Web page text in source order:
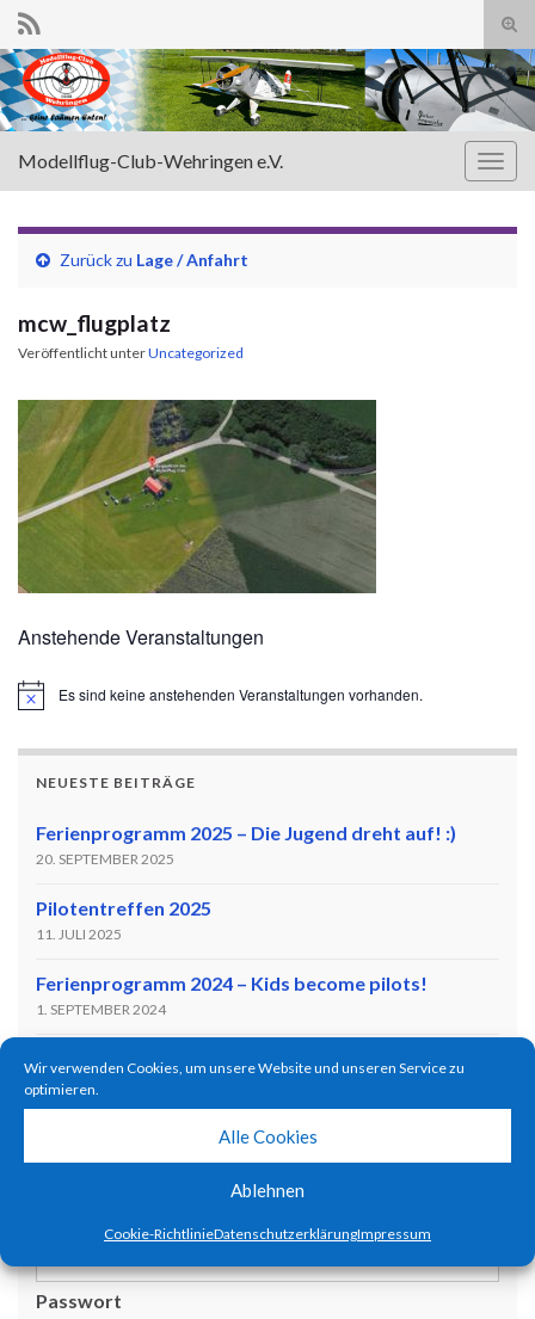
Wir verwenden Cookies, um unsere Website und unseren Service zu
optimieren.
Alle Cookies
Ablehnen
Cookie-RichtlinieDatenschutzerklärungImpressum
Search for:
Modellflug-Club-Wehringen e.V.
Zurück zu Lage / Anfahrt
mcw_flugplatz
Veröffentlicht unterUncategorized
Anstehende Veranstaltungen
HinweisEs sind keine anstehenden Veranstaltungen vorhanden.
NEUESTE BEITRÄGE
Ferienprogramm 2025 – Die Jugend dreht auf! :)
20. SEPTEMBER 2025
Pilotentreffen 2025
11. JULI 2025
Ferienprogramm 2024 – Kids become pilots!
1. SEPTEMBER 2024
Flugtag zum 65-Jährigen Jubiläum!
9. JULI 2023
Passwort